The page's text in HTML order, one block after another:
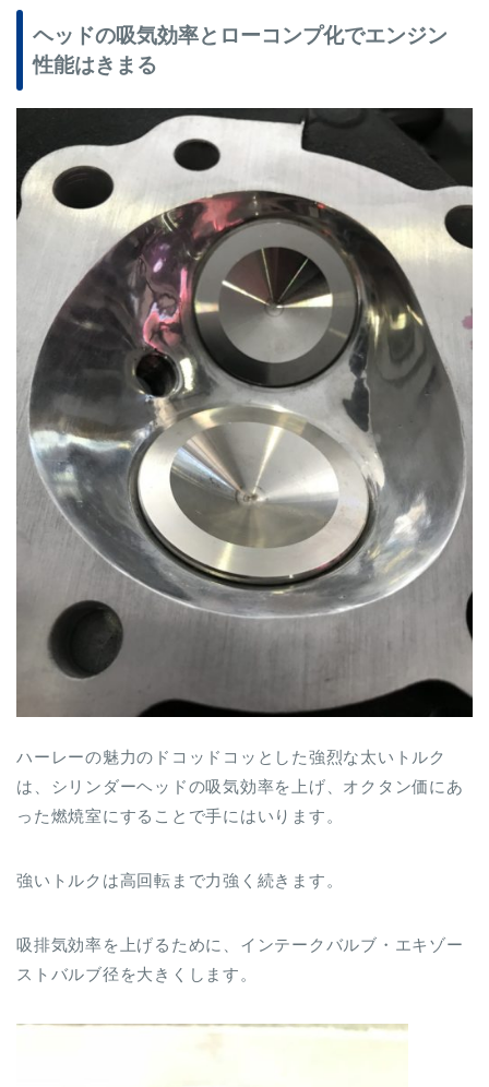
ヘッドの吸気効率とローコンプ化でエンジン
性能はきまる
ハーレーの魅力のドコッドコッとした強烈な太いトルク
は、シリンダーヘッドの吸気効率を上げ、オクタン価にあ
った燃焼室にすることで手にはいります。
強いトルクは高回転まで力強く続きます。
吸排気効率を上げるために、インテークバルブ・エキゾー
ストバルブ径を大きくします。